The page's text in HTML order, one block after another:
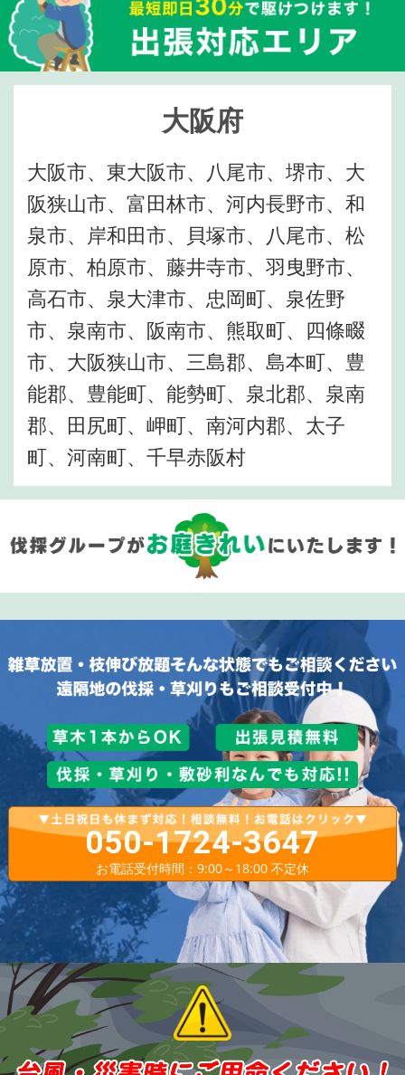
大阪府
大阪市、東大阪市、八尾市、堺市、大
阪狭山市、富田林市、河内長野市、和
泉市、岸和田市、貝塚市、八尾市、松
原市、柏原市、藤井寺市、羽曳野市、
高石市、泉大津市、忠岡町、泉佐野
市、泉南市、阪南市、熊取町、四條畷
市、大阪狭山市、三島郡、島本町、豊
能郡、豊能町、能勢町、泉北郡、泉南
郡、田尻町、岬町、南河内郡、太子
町、河南町、千早赤阪村
050-1724-3647
お電話受付時間：9:00～18:00 不定休